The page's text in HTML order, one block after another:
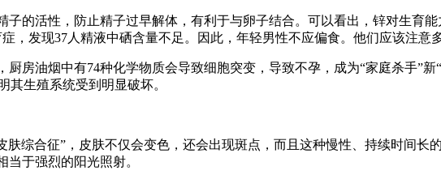
活性，防止精子过早解体，有利于与卵子结合。可以看出，锌对生育
，发现37人精液中硒含量不足。因此，年轻男性不应偏食。他们应该注意
油烟中有74种化学物质会导致细胞突变，导致不孕，成为“家庭杀手”新
其生殖系统受到明显破坏。
合征”，皮肤不仅会变色，还会出现斑点，而且这种慢性、持续时间长
于强烈的阳光照射。